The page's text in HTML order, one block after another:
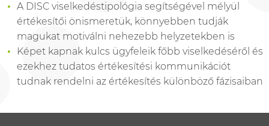
A DISC viselkedéstipológia segítségével mélyül
értékesítői önismeretük, könnyebben tudják
magukat motiválni nehezebb helyzetekben is
Képet kapnak kulcs ügyfeleik főbb viselkedéséről és
ezekhez tudatos értékesítési kommunikációt
tudnak rendelni az értékesítés különböző fázisaiban